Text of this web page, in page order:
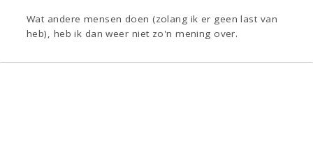
Wat andere mensen doen (zolang ik er geen last van
heb), heb ik dan weer niet zo'n mening over.